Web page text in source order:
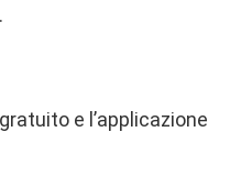
e l’applicazione